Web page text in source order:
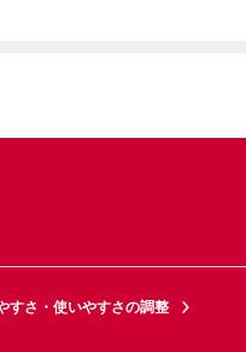
すさ・使いやすさの調整